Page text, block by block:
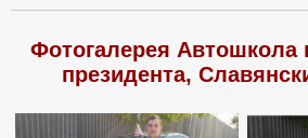
Фотогалерея Автошкола
президента,